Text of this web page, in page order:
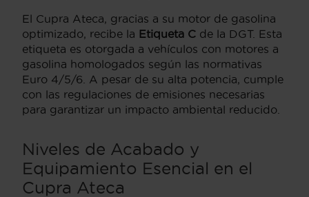
El Cupra Ateca, gracias a su motor de gasolina
optimizado, recibe la Etiqueta C de la DGT. Esta
etiqueta es otorgada a vehículos con motores a
gasolina homologados según las normativas
Euro 4/5/6. A pesar de su alta potencia, cumple
con las regulaciones de emisiones necesarias
para garantizar un impacto ambiental reducido.
Niveles de Acabado y
Equipamiento Esencial en el
Cupra Ateca